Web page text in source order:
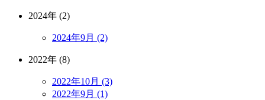
2024年 (2)
2024年9月 (2)
2022年 (8)
2022年10月 (3)
2022年9月 (1)